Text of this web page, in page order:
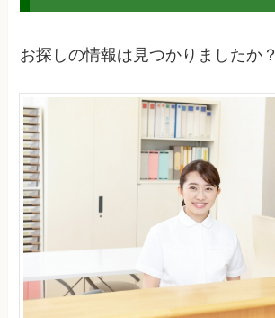
お探しの情報は見つかりましたか？